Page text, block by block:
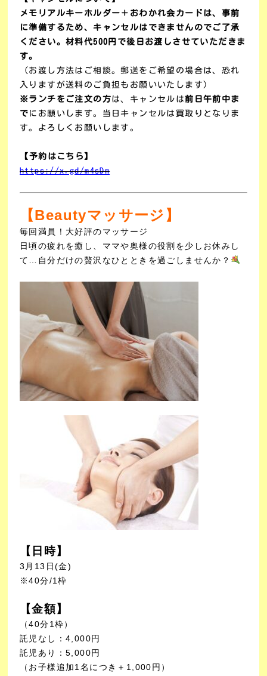
メモリアルキーホルダー＋おわかれ会カードは、事前
に準備するため、キャンセルはできませんのでご了承
ください。材料代500円で後日お渡しさせていただきま
す。
（お渡し方法はご相談。郵送をご希望の場合は、恐れ
入りますが送料のご負担もお願いいたします）
※ランチをご注文の方は、キャンセルは前日午前中ま
で にお願いします。当日キャンセルは買取りとなりま
す。よろしくお願いします。
【予約はこちら】
https://x.gd/m4sDm
【Beautyマッサージ】
毎回満員！大好評のマッサージ
日頃の疲れを癒し、ママや奥様の役割を少しお休みし
て… 自分だけの贅沢なひとときを過ごしませんか？
【日時】
3月13 日(金)
※40分/1枠
【金額】
（40分1枠）
託児なし：4,000円
託児あり：5,000円
（お子様追加1名につき＋1,000円）